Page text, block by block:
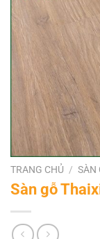
TRANG CHỦ / SÀN
Sàn gỗ